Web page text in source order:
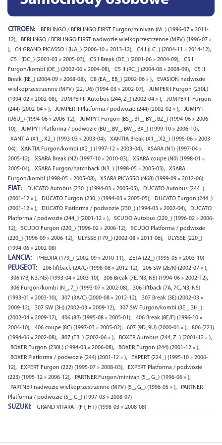
CITROEN:
BERLINGO / BERLINGO FIRST Furgon/minivan (M_) (1996-07 » 2011-
12),
BERLINGO / BERLINGO FIRST nadwozie wielkoprzestrzenne (MPV) (1996-07 »
), C4 GRAND PICASSO I (UA_) (2006-10 » 2013-12), C4 I (LC_) (2004-11 » 2014-12),
C5 I (DC_) (2001-03 » 2005-03), C5 I Break (DE_) (2001-06 » 2004-09),
C5 I
Furgon/kombi (DE_) (2002-06 » 2004-08), C5 II (RC_) (2004-08 » 2008-09),
C5 II
Break (RE_) (2004-09 » 2008-08), C8 (EA_, EB_) (2002-06 » ),
EVASION nadwozie
wielkoprzestrzenne (MPV) (22, U6) (1994-03 » 2002-07),
JUMPER I Furgon (230L)
(1994-02 » 2002-08), JUMPER II Autobus (244, Z_) (2002-04 » ),
JUMPER II Furgon
(244) (2002-04 » ), JUMPER II Platforma / podwozie (244) (2002-02 » ),
JUMPY I
(U6U_) (1994-06 » 2006-12),
JUMPY I Furgon (BS_, BT_, BY_, BZ_) (1994-06 » 2006-
10), JUMPY I Platforma / podwozie (BU_, BV_, BW_, BX_) (1999-10 » 2006-10),
XANTIA (X1_, X2_) (1993-03 » 2003-04),
XANTIA Break (X1_, X2_) (1995-06 » 2003-
04), XANTIA Furgon/kombi (X2_) (1997-12 » 2003-04),
XSARA (N1) (1997-04 »
2005-12), XSARA Break (N2) (1997-10 » 2010-03),
XSARA coupe (N0) (1998-01 »
2005-04), XSARA Furgon/hatchback (N3_) (1998-05 » 2005-03),
XSARA
Furgon/kombi (1998-05 » 2005-08), XSARA PICASSO (N68) (1999-09 » 2012-06)
FIAT: DUCATO Autobus (230_) (1994-03 » 2005-05),
DUCATO Autobus (244_)
(2001-12 » ), DUCATO Furgon (230_) (1994-03 » 2005-05),
DUCATO Furgon (244_)
(2001-12 » ), DUCATO Platforma / podwozie (230_) (1994-03 » 2002-04),
DUCATO
Platforma / podwozie (244_) (2001-12 » ),
SCUDO Autobus (220_) (1996-02 » 2006-
12), SCUDO Furgon (220_) (1996-02 » 2006-12),
SCUDO Platforma / podwozie
(220_) (1996-09 » 2006-12), ULYSSE (179_) (2002-08 » 2011-06),
ULYSSE (220_)
(1994-06 » 2002-08)
LANCIA: PHEDRA (179_) (2002-09 » 2010-11), ZETA (22_) (1995-05 » 2003-10)
PEUGEOT: 206 liftback (2A/C) (1998-08 » 2012-12), 206 SW (2E/K) (2002-07 » ),
306 (7B, N3, N5) (1993-04 » 2003-10), 306 Break (7E, N3, N5) (1994-06 » 2002-12),
306 Furgon/kombi (N_, 7_) (1993-07 » 2002-08),
306 liftback (7A, 7C, N3, N5)
(1993-01 » 2003-10), 307 (3A/C) (2000-08 » 2012-12),
307 Break (3E) (2002-03 »
2009-12), 307 SW (3H) (2002-03 » 2009-12),
307 SW Furgon/kombi (3E_, 3H_)
(2002-04 » 2009-12), 406 (8B) (1995-08 » 2005-01),
406 Break (8E/F) (1996-10 »
2004-10), 406 coupe (8C) (1997-03 » 2005-02), 607 (9D, 9U) (2000-01 » ),
806 (221)
(1994-06 » 2002-08), 807 (EB_) (2002-06 » ), BOXER Autobus (244, Z_) (2001-12 » ),
BOXER Furgon (230L) (1994-03 » 2006-08), BOXER Furgon (244) (2001-12 » ),
BOXER Platforma / podwozie (244) (2001-12 » ),
EXPERT (224_) (1995-10 » 2006-
12), EXPERT Furgon (222) (1995-07 » 2008-03),
EXPERT Platforma / podwozie
(223) (1995-12 » 2006-12), PARTNER Furgon/minivan (5_, G_) (1996-06 » ),
PARTNER nadwozie wielkoprzestrzenne (MPV) (5_, G_) (1996-05 » ),
PARTNER
Platforma / podwozie (5_, G_) (1997-03 » 2008-07)
SUZUKI: GRAND VITARA I (FT, HT) (1998-03 » 2008-08)